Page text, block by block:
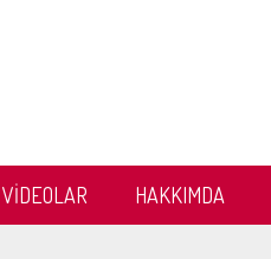
VİDEOLAR HAKKIMDA